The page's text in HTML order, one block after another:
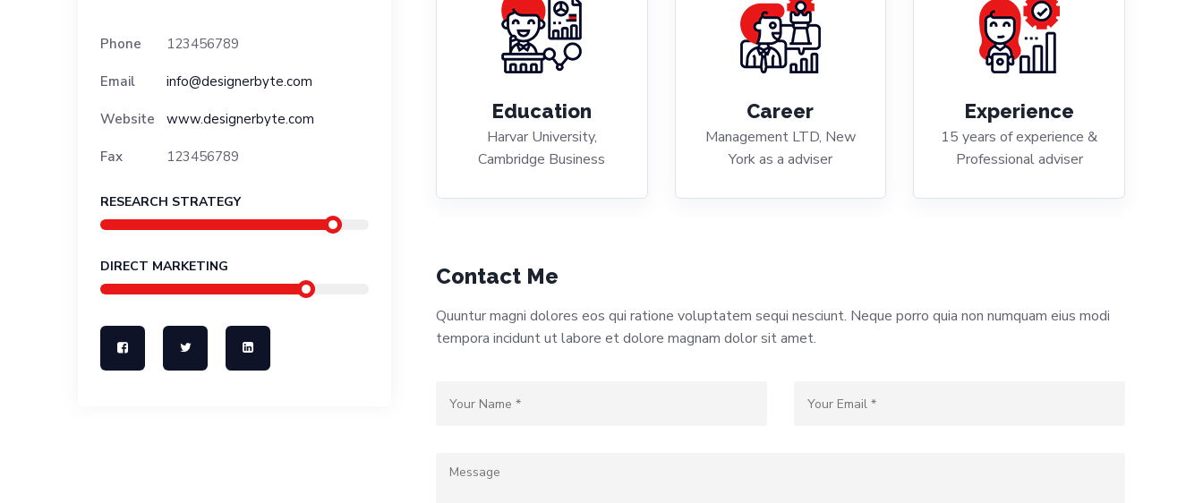
Phone 123456789
Email info@designerbyte.com
Website www.designerbyte.com
Fax 123456789
RESEARCH STRATEGY
DIRECT MARKETING
Education
Harvar University,
Cambridge Business
Career
Management LTD, New
York as a adviser
Experience
15 years of experience &
Professional adviser
Contact Me
Quuntur magni dolores eos qui ratione voluptatem sequi nesciunt. Neque porro quia non numquam eius modi
tempora incidunt ut labore et dolore magnam dolor sit amet.